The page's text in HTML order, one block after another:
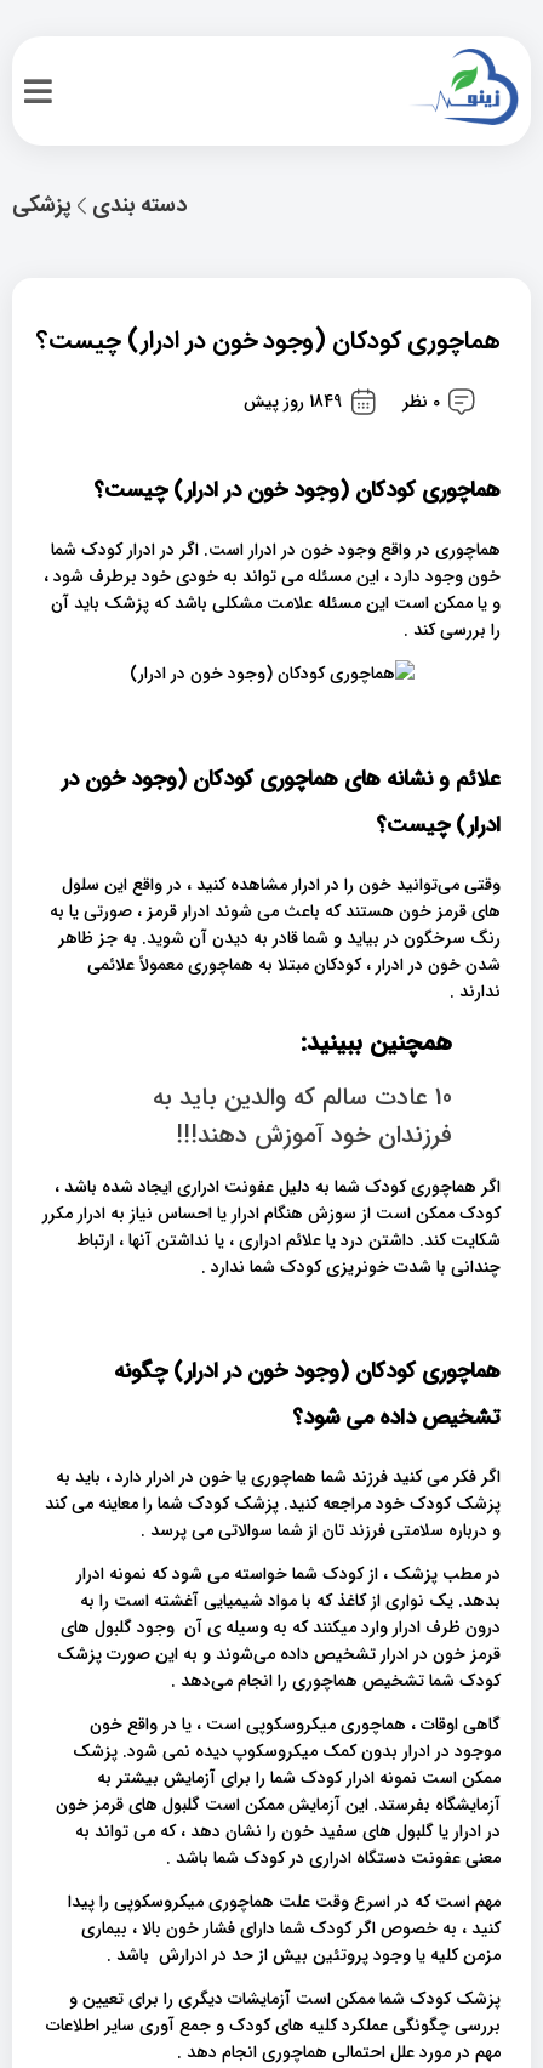
پزشکی دسته بندی
هماچوری کودکان (وجود خون در ادرار) چیست؟
0 نظر 1849 روز پیش
هماچوری کودکان (وجود خون در ادرار) چیست؟
هماچوری در واقع وجود خون در ادرار است. اگر در ادرار کودک شما
خون وجود دارد ، این مسئله می تواند به خودی خود برطرف شود ،
و یا ممکن است این مسئله علامت مشکلی باشد که پزشک باید آن
را بررسی کند .
علائم و نشانه های هماچوری کودکان (وجود خون در
ادرار) چیست؟
وقتی می‌توانید خون را در ادرار مشاهده کنید ، در واقع این سلول
های قرمز خون هستند که باعث می شوند ادرار قرمز ، صورتی یا به
رنگ سرخگون در بیاید و شما قادر به دیدن آن شوید. به جز ظاهر
شدن خون در ادرار ، کودکان مبتلا به هماچوری معمولاً علائمی
ندارند .
همچنین ببینید:
10 عادت سالم که والدین باید به
فرزندان خود آموزش دهند!!!
اگر هماچوری کودک شما به دلیل عفونت ادراری ایجاد شده باشد ،
کودک ممکن است از سوزش هنگام ادرار یا احساس نیاز به ادرار مکرر
شکایت کند. داشتن درد یا علائم ادراری ، یا نداشتن آنها ، ارتباط
چندانی با شدت خونریزی کودک شما ندارد .
هماچوری کودکان (وجود خون در ادرار) چگونه
تشخیص داده می شود؟
اگر فکر می کنید فرزند شما هماچوری یا خون در ادرار دارد ، باید به
پزشک کودک خود مراجعه کنید. پزشک کودک شما را معاینه می کند
و درباره سلامتی فرزند تان از شما سوالاتی می پرسد .
در مطب پزشک ، از کودک شما خواسته می شود که نمونه ادرار
بدهد. یک نواری از کاغذ که با مواد شیمیایی آغشته است را به
درون ظرف ادرار وارد میکنند که به وسیله ی آن وجود گلبول های
قرمز خون در ادرار تشخیص داده می‌شوند و به این صورت پزشک
کودک شما تشخیص هماچوری را انجام می‌دهد .
گاهی اوقات ، هماچوری میکروسکوپی است ، یا در واقع خون
موجود در ادرار بدون کمک میکروسکوپ دیده نمی شود. پزشک
ممکن است نمونه ادرار کودک شما را برای آزمایش بیشتر به
آزمایشگاه بفرستد. این آزمایش ممکن است گلبول های قرمز خون
در ادرار یا گلبول های سفید خون را نشان دهد ، که می تواند به
معنی عفونت دستگاه ادراری در کودک شما باشد .
مهم است که در اسرع وقت علت هماچوری میکروسکوپی را پیدا
کنید ، به خصوص اگر کودک شما دارای فشار خون بالا ، بیماری
مزمن کلیه یا وجود پروتئین بیش از حد در ادرارش باشد .
پزشک کودک شما ممکن است آزمایشات دیگری را برای تعیین و
بررسی چگونگی عملکرد کلیه های کودک و جمع آوری سایر اطلاعات
مهم در مورد علل احتمالی هماچوری انجام دهد .